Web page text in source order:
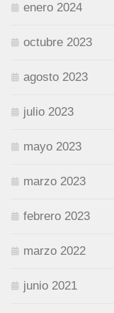
enero 2024
octubre 2023
agosto 2023
julio 2023
mayo 2023
marzo 2023
febrero 2023
marzo 2022
junio 2021